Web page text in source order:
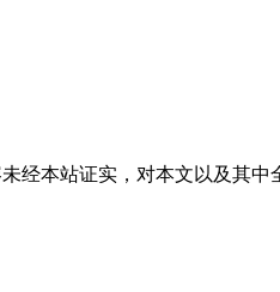
本站证实，对本文以及其中